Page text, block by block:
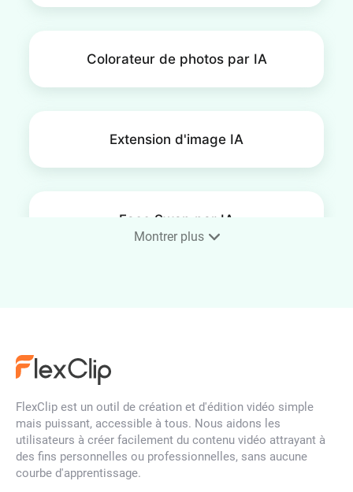
Colorateur de photos par IA
Extension d'image IA
Face Swap par IA
Filtre de visage par IA
Déflouter une image
Montrer plus
FlexClip est un outil de création et d'édition vidéo simple
mais puissant, accessible à tous. Nous aidons les
utilisateurs à créer facilement du contenu vidéo attrayant à
des fins personnelles ou professionnelles, sans aucune
courbe d'apprentissage.